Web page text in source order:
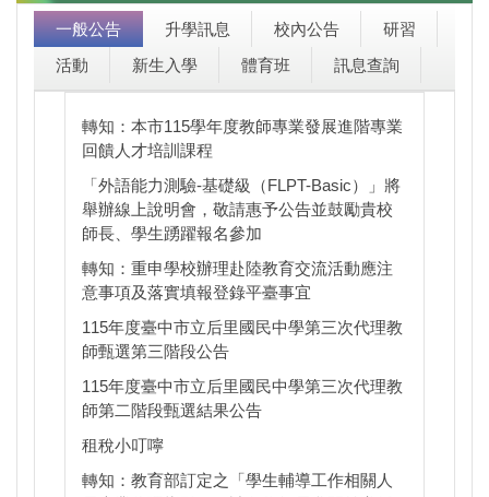
。開車、走路不滑手機，安全不會有
午 10 時到下午 2 時)外出，衛生局關心您
一般公告 升學訊息 校內公告
研習
活動
新生入學 體育班 訊息查詢
轉知：本市115學年度教師專業發展進階專業
回饋人才培訓課程
「外語能力測驗-基礎級（FLPT-Basic）」將
舉辦線上說明會，敬請惠予公告並鼓勵貴校
師長、學生踴躍報名參加
轉知：重申學校辦理赴陸教育交流活動應注
意事項及落實填報登錄平臺事宜
115年度臺中市立后里國民中學第三次代理教
師甄選第三階段公告
115年度臺中市立后里國民中學第三次代理教
師第二階段甄選結果公告
租稅小叮嚀
轉知：教育部訂定之「學生輔導工作相關人